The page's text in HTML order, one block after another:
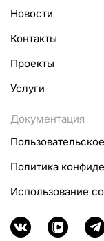
Новости
Контакты
Проекты
Услуги
Документация
Политика
Использование